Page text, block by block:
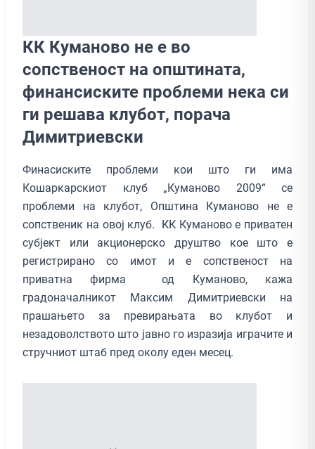
КК Куманово не е во
сопственост на општината,
финансиските проблеми нека си
ги решава клубот, порача
Димитриевски
Финасиските проблеми кои што ги има
Кошаркарскиот клуб „Куманово 2009“ се
проблеми на клубот, Општина Куманово не е
сопственик на овој клуб. КК Куманово е приватен
субјект или акционерско друштво кое што е
регистрирано со имот и е сопственост на
приватна фирма од Куманово, кажа
градоначалникот Максим Димитриевски на
прашањето за превирањата во клубот и
незадоволството што јавно го изразија играчите и
стручниот штаб пред околу еден месец.